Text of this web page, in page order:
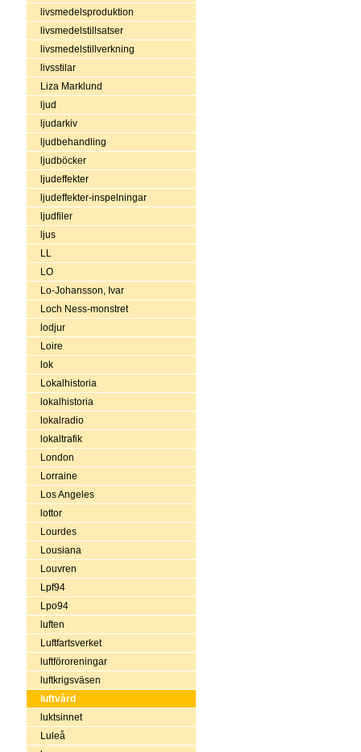
livsmedelsproduktion
livsmedelstillsatser
livsmedelstillverkning
livsstilar
Liza Marklund
ljud
ljudarkiv
ljudbehandling
ljudböcker
ljudeffekter
ljudeffekter-inspelningar
ljudfiler
ljus
LL
LO
Lo-Johansson, Ivar
Loch Ness-monstret
lodjur
Loire
lok
Lokalhistoria
lokalhistoria
lokalradio
lokaltrafik
London
Lorraine
Los Angeles
lottor
Lourdes
Lousiana
Louvren
Lpf94
Lpo94
luften
Luftfartsverket
luftföroreningar
luftkrigsväsen
luftvård
luktsinnet
Luleå